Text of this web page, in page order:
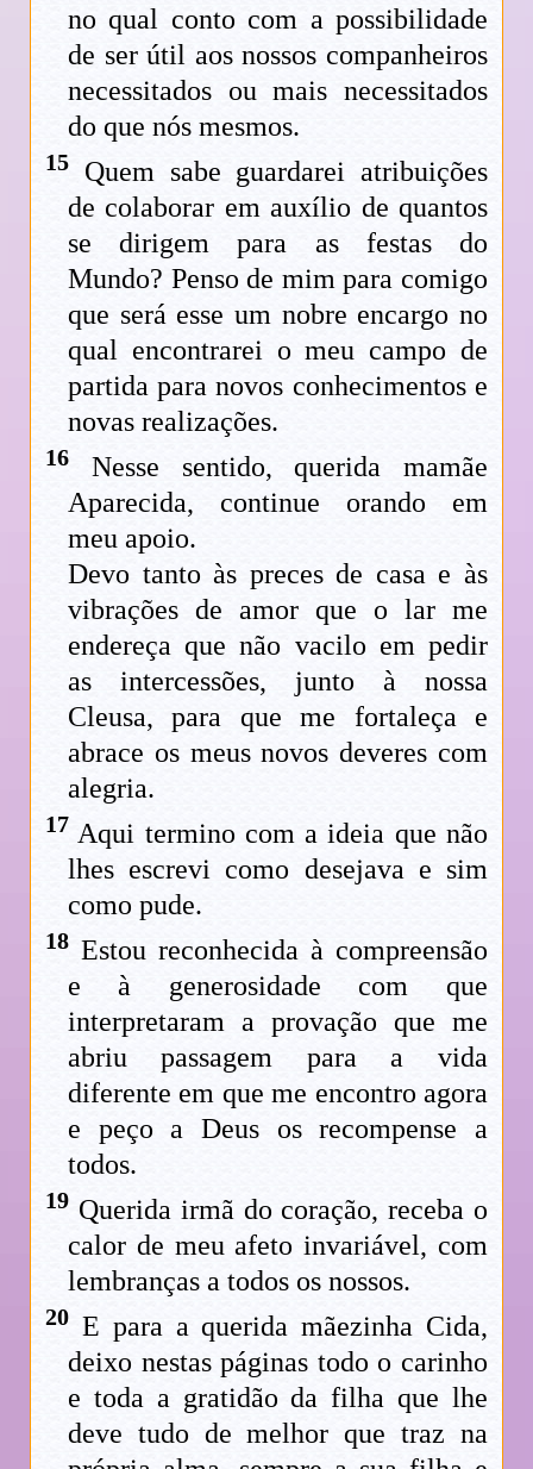
no qual conto com a possibilidade
de ser útil aos nossos companheiros
necessitados ou mais necessitados
do que nós mesmos.
15 Quem sabe guardarei atribuições
de colaborar em auxílio de quantos
se dirigem para as festas do
Mundo? Penso de mim para comigo
que será esse um nobre encargo no
qual encontrarei o meu campo de
partida para novos conhecimentos e
novas realizações.
16 Nesse sentido, querida mamãe
Aparecida, continue orando em
meu apoio.
Devo tanto às preces de casa e às
vibrações de amor que o lar me
endereça que não vacilo em pedir
as intercessões, junto à nossa
Cleusa, para que me fortaleça e
abrace os meus novos deveres com
alegria.
17 Aqui termino com a ideia que não
lhes escrevi como desejava e sim
como pude.
18 Estou reconhecida à compreensão
e à generosidade com que
interpretaram a provação que me
abriu passagem para a vida
diferente em que me encontro agora
e peço a Deus os recompense a
todos.
19 Querida irmã do coração, receba o
calor de meu afeto invariável, com
lembranças a todos os nossos.
20 E para a querida mãezinha Cida,
deixo nestas páginas todo o carinho
e toda a gratidão da filha que lhe
deve tudo de melhor que traz na